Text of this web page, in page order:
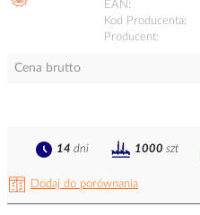
EAN
Kod Producenta
Producent
Cena brutto
Dodaj do porównania
14 dni 1000 szt